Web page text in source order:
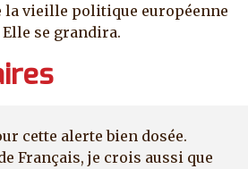
vieille politique européenne
se grandira.
cette alerte bien dosée.
Français, je crois aussi que